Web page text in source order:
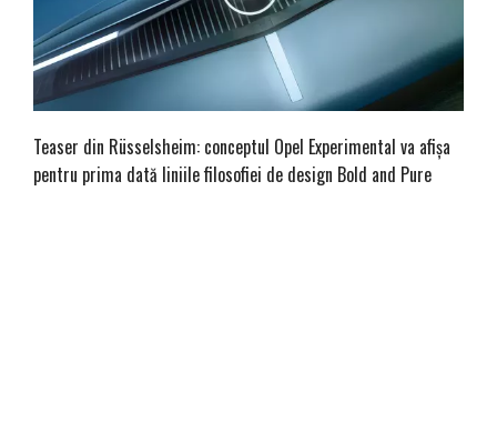
Teaser din Rüsselsheim: conceptul Opel Experimental va afișa
pentru prima dată liniile filosofiei de design Bold and Pure